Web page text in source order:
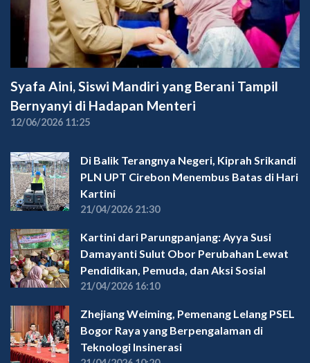
Syafa Aini, Siswi Mandiri yang Berani Tampil
Bernyanyi di Hadapan Menteri
12/06/2026 11:25
Di Balik Terangnya Negeri, Kiprah Srikandi
PLN UPT Cirebon Menembus Batas di Hari
Kartini
21/04/2026 21:30
Kartini dari Parungpanjang: Ayya Susi
Damayanti Sulut Obor Perubahan Lewat
Pendidikan, Pemuda, dan Aksi Sosial
21/04/2026 16:10
Zhejiang Weiming, Pemenang Lelang PSEL
Bogor Raya yang Berpengalaman di
Teknologi Insinerasi